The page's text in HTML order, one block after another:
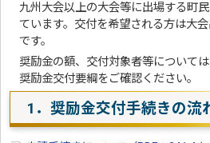
九州大会以上の大会等に出場する町
ています。交付を希望される方は大
です。
奨励金の額、交付対象者等について
奨励金交付要綱をご確認ください。
1．奨励金交付手続きの流